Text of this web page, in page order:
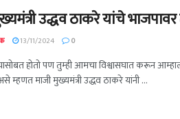
उद्धव ठाकरे यांचे भाजपावर
13/11/2024 0
होतो पण तुम्ही आमचा विश्वासघात करून
म्हणत माजी मुख्यमंत्री उद्धव ठाकरे यांनी ...